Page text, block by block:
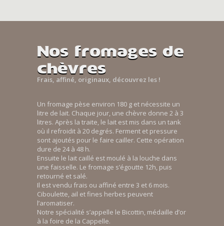
Nos fromages de
chèvres
Frais, affiné, originaux, découvrez les !
Un fromage pèse environ 180 g et nécessite un
litre de lait. Chaque jour, une chèvre donne 2 à 3
litres. Après la traite, le lait est mis dans un tank
où il refroidit à 20 degrés. Ferment et pressure
sont ajoutés pour le faire cailler. Cette opération
dure de 24 à 48 h.
Ensuite le lait caillé est moulé à la louche dans
une faisselle. Le fromage s’égoutte 12h, puis
retourné et salé.
Il est vendu frais ou affiné entre 3 et 6 mois.
Ciboulette, ail et fines herbes peuvent
l’aromatiser.
Notre spécialité s’appelle le Bicottin, médaille d’or
à la foire de la Cappelle.